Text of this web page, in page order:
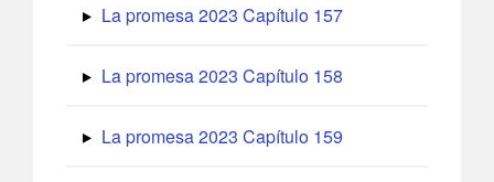
La promesa 2023 Capítulo 157
La promesa 2023 Capítulo 158
La promesa 2023 Capítulo 159